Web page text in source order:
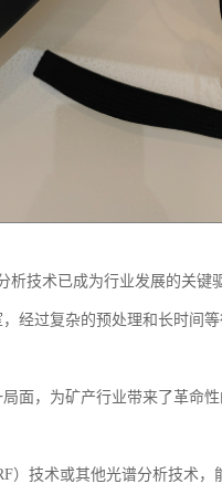
技术已成为行业发展的关键
经过复杂的预处理和长时间
面，为矿产行业带来了革命性
）技术或其他光谱分析技术，